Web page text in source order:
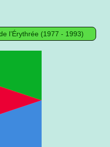
l’Érythrée (1977 - 1993)